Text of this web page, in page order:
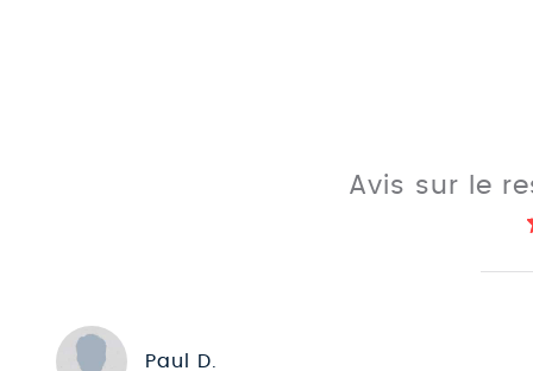
Avis sur le
Paul D.